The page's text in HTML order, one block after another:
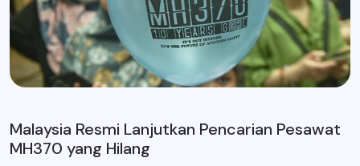
Malaysia Resmi Lanjutkan Pencarian Pesawat
MH370 yang Hilang